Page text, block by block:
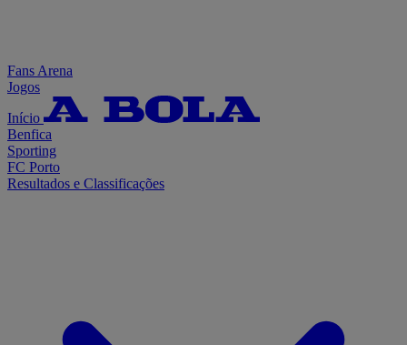
Fans Arena
Jogos
Início
Benfica
Sporting
FC Porto
Resultados e Classificações